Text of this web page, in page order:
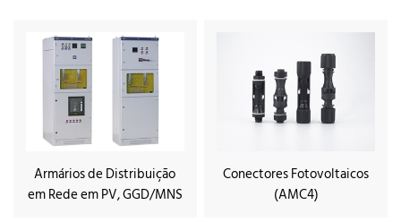
Armários de Distribuição
em Rede em PV, GGD/MNS
Conectores Fotovoltaicos
(AMC4)